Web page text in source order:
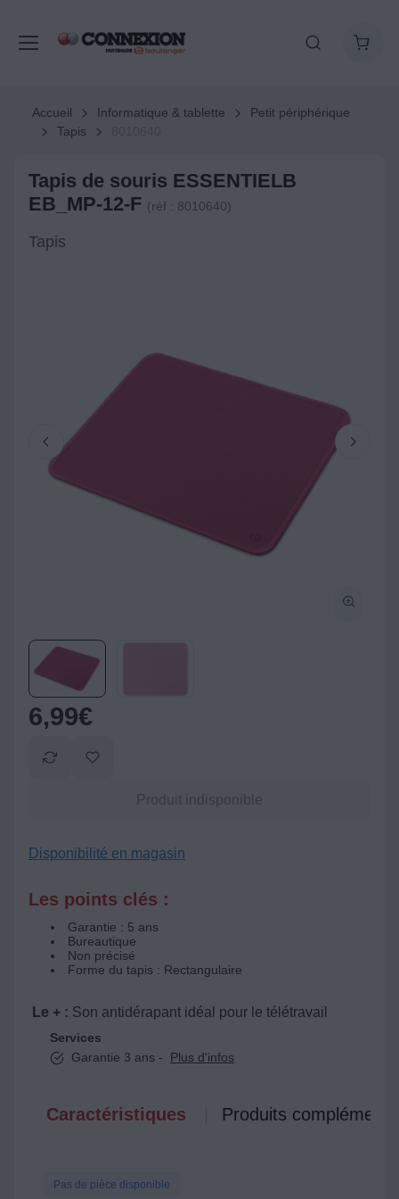
Accueil Informatique & tablette
Petit périphérique
Tapis
Tapis de souris ESSENTIELB
EB_MP-12-F (réf : 8010640)
Tapis
6,99€
Produit indisponible
Disponibilité en magasin
Les points clés :
Garantie : 5 ans
Bureautique
Non précisé
Forme du tapis : Rectangulaire
Le + : Son antidérapant idéal pour le télétravail
Services
Garantie 3 ans -
Plus d'infos
Caractéristiques Produits
Pas de pièce disponible